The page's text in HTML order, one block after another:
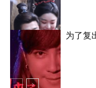
明星八卦
明星八卦
为了复